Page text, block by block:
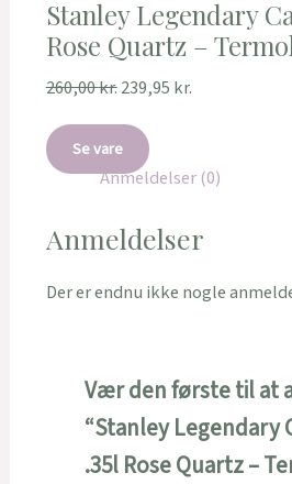
Stanley Legendary
Rose Quartz –
260,00kr.239,95 kr.
Se vare
Anmeldelser (0)
Anmeldelser
Der er endnu ikke nogle
Vær den første til at
“Stanley Legendary
.35l Rose Quartz –